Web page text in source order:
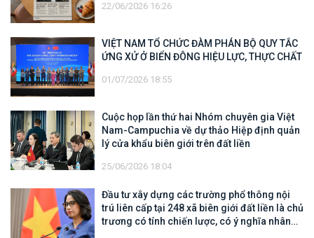
22/06/2026 16:26
VIỆT NAM TỔ CHỨC ĐÀM PHÁN BỘ QUY TẮC
ỨNG XỬ Ở BIỂN ĐÔNG HIỆU LỰC, THỰC CHẤT
01/07/2026 18:55
Cuộc họp lần thứ hai Nhóm chuyên gia Việt
Nam-Campuchia về dự thảo Hiệp định quản
lý cửa khẩu biên giới trên đất liền
25/06/2026 18:04
Đầu tư xây dựng các trường phổ thông nội
trú liên cấp tại 248 xã biên giới đất liền là chủ
trương có tính chiến lược, có ý nghĩa nhân